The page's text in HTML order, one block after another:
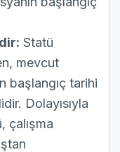
Statü
mevcut
başlangıç tarihi
Dolayısıyla
çalışma